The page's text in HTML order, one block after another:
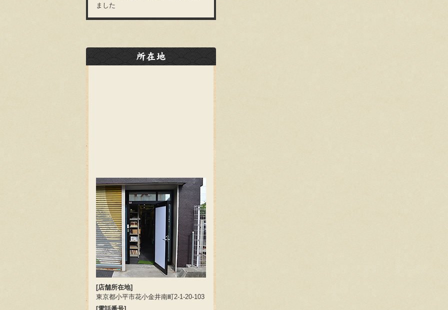
ました
[店舗所在地]
東京都小平市花小金井南町2-1-20-103